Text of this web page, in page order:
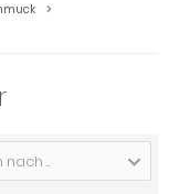
...